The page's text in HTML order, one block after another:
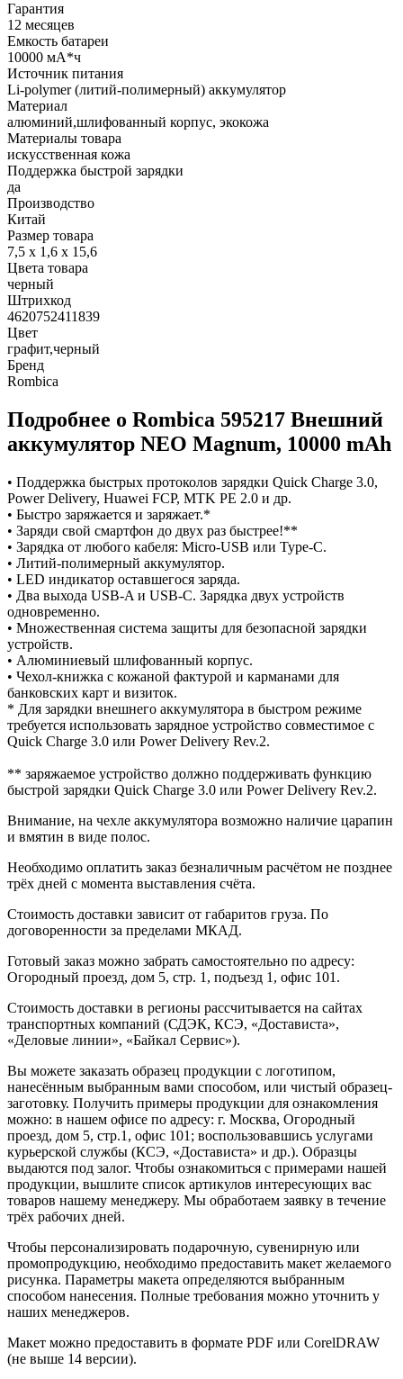
Гарантия
12 месяцев
Емкость батареи
10000 мА*ч
Источник питания
Li-polymer (литий-полимерный) аккумулятор
Материал
алюминий,шлифованный корпус, экокожа
Материалы товара
искусственная кожа
Поддержка быстрой зарядки
да
Производство
Китай
Размер товара
7,5 х 1,6 х 15,6
Цвета товара
черный
Штрихкод
4620752411839
Цвет
графит,черный
Бренд
Rombica
Подробнее о Rombica 595217 Внешний
аккумулятор NEO Magnum, 10000 mAh
• Поддержка быстрых протоколов зарядки Quick Charge 3.0,
Power Delivery, Huawei FCP, MTK PE 2.0 и др.
• Быстро заряжается и заряжает.*
• Заряди свой смартфон до двух раз быстрее!**
• Зарядка от любого кабеля: Micro-USB или Type-C.
• Литий-полимерный аккумулятор.
• LED индикатор оставшегося заряда.
• Два выхода USB-A и USB-C. Зарядка двух устройств
одновременно.
• Множественная система защиты для безопасной зарядки
устройств.
• Алюминиевый шлифованный корпус.
• Чехол-книжка с кожаной фактурой и карманами для
банковских карт и визиток.
* Для зарядки внешнего аккумулятора в быстром режиме
требуется использовать зарядное устройство совместимое с
Quick Charge 3.0 или Power Delivery Rev.2.
** заряжаемое устройство должно поддерживать функцию
быстрой зарядки Quick Charge 3.0 или Power Delivery Rev.2.
Внимание, на чехле аккумулятора возможно наличие царапин
и вмятин в виде полос.
Необходимо оплатить заказ безналичным расчётом не позднее
трёх дней с момента выставления счёта.
Стоимость доставки зависит от габаритов груза. По
договоренности за пределами МКАД.
Готовый заказ можно забрать самостоятельно по адресу:
Огородный проезд, дом 5, стр. 1, подъезд 1, офис 101.
Стоимость доставки в регионы рассчитывается на сайтах
транспортных компаний (СДЭК, КСЭ, «Достависта»,
«Деловые линии», «Байкал Сервис»).
Вы можете заказать образец продукции с логотипом,
нанесённым выбранным вами способом, или чистый образец-
заготовку. Получить примеры продукции для ознакомления
можно: в нашем офисе по адресу: г. Москва, Огородный
проезд, дом 5, стр.1, офис 101; воспользовавшись услугами
курьерской службы (КСЭ, «Достависта» и др.). Образцы
выдаются под залог. Чтобы ознакомиться с примерами нашей
продукции, вышлите список артикулов интересующих вас
товаров нашему менеджеру. Мы обработаем заявку в течение
трёх рабочих дней.
Чтобы персонализировать подарочную, сувенирную или
промопродукцию, необходимо предоставить макет желаемого
рисунка. Параметры макета определяются выбранным
способом нанесения. Полные требования можно уточнить у
наших менеджеров.
Макет можно предоставить в формате PDF или CorelDRAW
(не выше 14 версии).